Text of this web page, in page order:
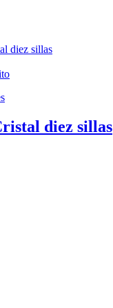
diez sillas